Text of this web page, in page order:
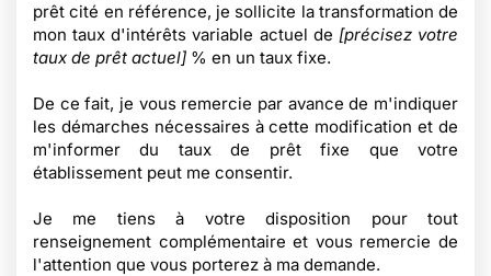
prêt cité en référence, je sollicite la transformation de
mon taux d'intérêts variable actuel de [précisez votre
taux de prêt actuel] % en un taux fixe.
De ce fait, je vous remercie par avance de m'indiquer
les démarches nécessaires à cette modification et de
m'informer du taux de prêt fixe que votre
établissement peut me consentir.
Je me tiens à votre disposition pour tout
renseignement complémentaire et vous remercie de
l'attention que vous porterez à ma demande.